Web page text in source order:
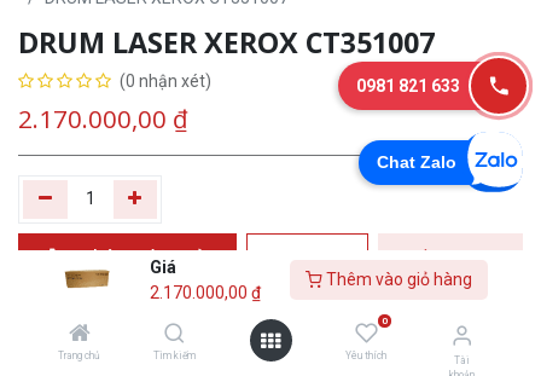
Giá
2.170.000,00 ₫
Thêm vào giỏ hàng
Trang chủ Tìm kiếm
0
Yêu thích
Tài
DRUM LASER XEROX CT351007
(0 nhận xét)
2.170.000,00 ₫
Thêm vào giỏ
hàng
vấn
ngay
Yêu thích
Chat Zalo
0981 821 633